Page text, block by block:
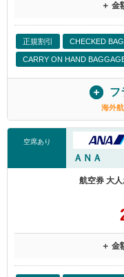
＋ 金
正規割引 CHECKED
CARRY ON HAND
フ
海外
空席あり
ＡＮＡ
航空券 大
＋ 金